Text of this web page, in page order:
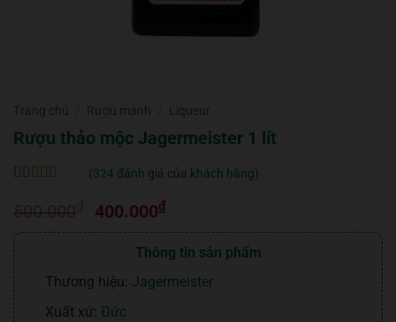
Rượu thảo mộc Jagermeister 1 lít
(324 đánh giá của khách hàng)
Giá
gốc
500.000₫.
400.000₫Giá
hiện
tại
là:
400.000₫.
Thông tin sản phẩm
Thương hiệu: Jagermeister
Xuất xứ: Đức